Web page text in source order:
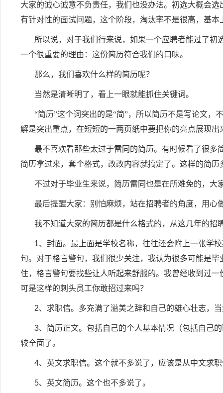
大家的诚心诚意不负责任，我们也没办法。初选大概会选
有针对性的面试问题，这个阶段，淘汰率不是很高，基
所以说，对于我们行来说，如果一个应聘者能过了
一个很重要的理由：这份简历符合我们的口味。
那么，我们喜欢什么样的简历呢？
当然是清晰明了，看上一眼就能抓住关键词。
“简历”这个词突出的是“简”，所以简历不是写论文
解是突出重点，在短短的一两页纸中要把你的亮点展现
最不喜欢看那些太过于雷同的简历。有时候看了很
简历拿过来，套个格式，改改内容就搞定了。这样的简
不过对于毕业生来说，简历雷同也是在所难免的，
最后提醒大家：别怕麻烦，站在招聘者的角度，用心
我不知道大家的简历都是什么格式的，从这几年的招
1、封面。最上面是学校名称，往往还会附上一张学
句。对于格言警句，我们很少关注，我认为很多可能是
住，格言警句要找些让人听起来舒服的。我曾经收到过
可是这样的刺头员工你敢招过来吗？
2、求职信。多充满了溢美之辞和自己的雄心壮志，
3、简历正文。包括自己的个人基本情况（包括自己
较全面了。
4、英文求职信。这个就不多说了，应该是从中文求
5、英文简历。这个也不多说了。